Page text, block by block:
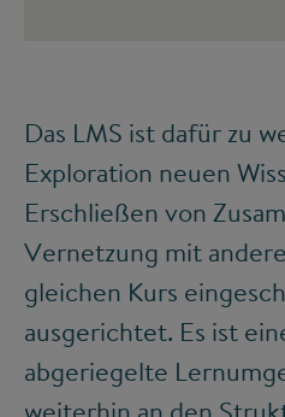
Das LMS ist dafür zu
Exploration neuen
Erschließen von
Vernetzung mit
gleichen Kurs
ausgerichtet. Es ist
abgeriegelte